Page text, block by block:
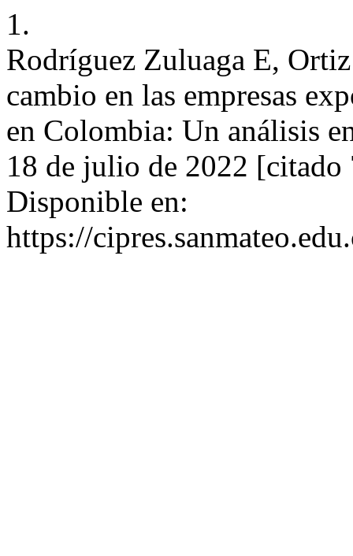
1.
Rodríguez Zuluaga E,
cambio en las empresas
en Colombia: Un análisis
18 de julio de 2022
Disponible en:
https://